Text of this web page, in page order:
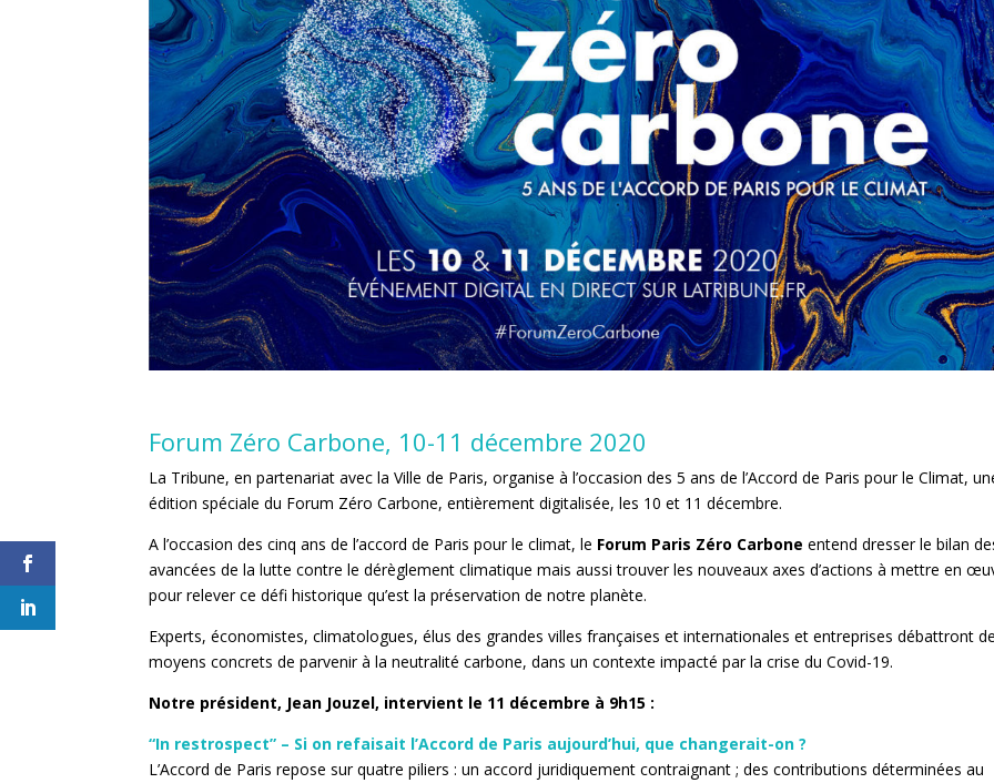
Forum Zéro Carbone, 10-11 décembre 2020
La Tribune, en partenariat avec la Ville de Paris, organise à l’occasion des 5 ans de l’Accord de Paris pour le Climat,
édition spéciale du Forum Zéro Carbone, entièrement digitalisée, les 10 et 11 décembre.
A l’occasion des cinq ans de l’accord de Paris pour le climat, le Forum Paris Zéro Carbone entend dresser le bilan
avancées de la lutte contre le dérèglement climatique mais aussi trouver les nouveaux axes d’actions à mettre en
pour relever ce défi historique qu’est la préservation de notre planète.
Experts, économistes, climatologues, élus des grandes villes françaises et internationales et entreprises débattront
moyens concrets de parvenir à la neutralité carbone, dans un contexte impacté par la crise du Covid-19.
Notre président, Jean Jouzel, intervient le 11 décembre à 9h15 :
“In restrospect” – Si on refaisait l’Accord de Paris aujourd’hui, que changerait-on ?
L’Accord de Paris repose sur quatre piliers : un accord juridiquement contraignant ; des contributions déterminées au